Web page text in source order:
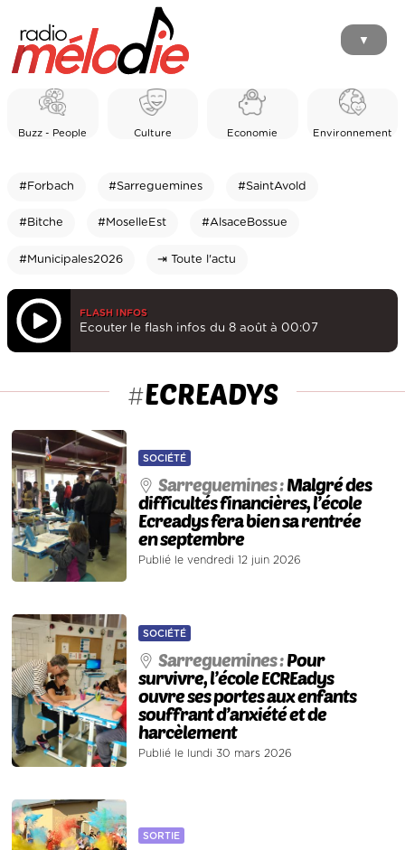
▼
Buzz - People Culture Economie Environnement
#Forbach #Sarreguemines #SaintAvold
#Bitche #MoselleEst #AlsaceBossue
#Municipales2026 ⇥ Toute l'actu
FLASH INFOS
Ecouter le flash infos du 8 août à 00:07
#ECREADYS
SOCIÉTÉ
Sarreguemines :Malgré des
difficultés financières, l’école
Ecreadys fera bien sa rentrée
en septembre
Publié le vendredi 12 juin 2026
SOCIÉTÉ
Sarreguemines :Pour
survivre, l’école ECREadys
ouvre ses portes aux enfants
souffrant d’anxiété et de
harcèlement
Publié le lundi 30 mars 2026
SORTIE